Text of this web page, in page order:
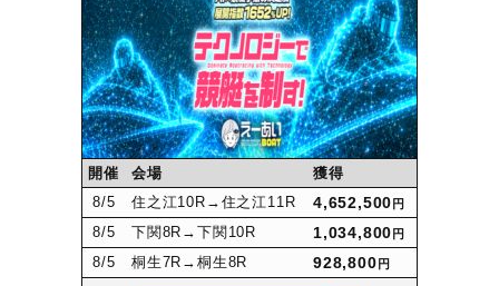
開催 会場
獲得
8/5 住之江10R →住之江11R 4,652,500 円
8/5 下関8R →下関10R 1,034,800 円
8/5 桐生7R →桐生8R 928,800 円